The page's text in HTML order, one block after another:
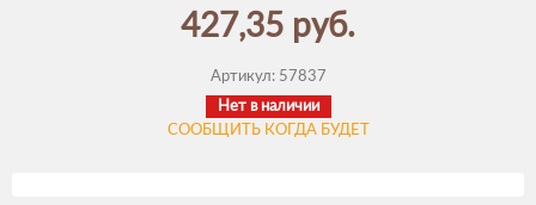
427,35 руб.
Артикул: 57837
Нет в наличии
СООБЩИТЬ КОГДА БУДЕТ